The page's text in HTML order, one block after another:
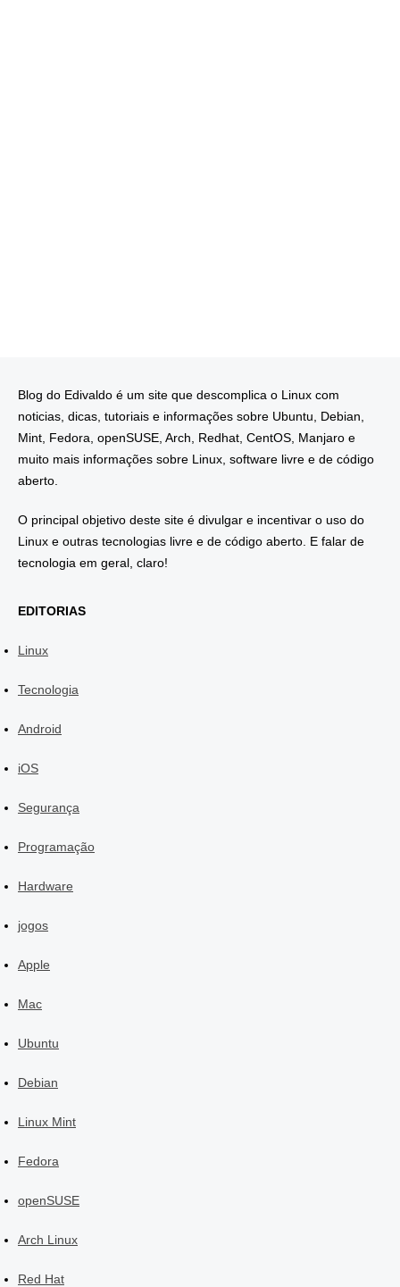
Blog do Edivaldo é um site que descomplica o Linux com
noticias, dicas, tutoriais e informações sobre Ubuntu, Debian,
Mint, Fedora, openSUSE, Arch, Redhat, CentOS, Manjaro e
muito mais informações sobre Linux, software livre e de código
aberto.
O principal objetivo deste site é divulgar e incentivar o uso do
Linux e outras tecnologias livre e de código aberto. E falar de
tecnologia em geral, claro!
EDITORIAS
Linux
Tecnologia
Android
iOS
Segurança
Programação
Hardware
jogos
Apple
Mac
Ubuntu
Debian
Linux Mint
Fedora
openSUSE
Arch Linux
Red Hat